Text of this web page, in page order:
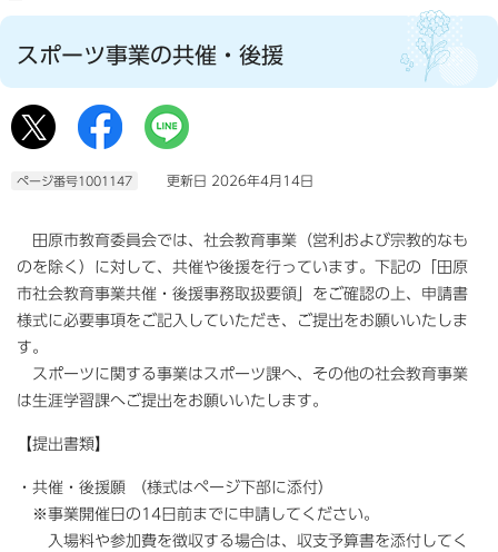
スポーツ事業の共催・後援
ページ番号1001147 更新日 2026年4月14日
田原市教育委員会では、社会教育事業（営利および宗教的なも
のを除く）に対して、共催や後援を行っています。下記の「田原
市社会教育事業共催・後援事務取扱要領」をご確認の上、申請書
様式に必要事項をご記入していただき、ご提出をお願いいたしま
す。
スポーツに関する事業はスポーツ課へ、その他の社会教育事業
は生涯学習課へご提出をお願いいたします。
【提出書類】
・共催・後援願 （様式はページ下部に添付）
※事業開催日の14日前までに申請してください。
入場料や参加費を徴収する場合は、収支予算書を添付してく